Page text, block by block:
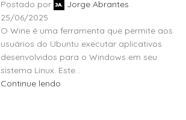
Postado por
Jorge Abrantes
25/06/2025
O Wine é uma ferramenta que permite aos
usuários do Ubuntu executar aplicativos
desenvolvidos para o Windows em seu
sistema Linux. Este...
Continue lendo